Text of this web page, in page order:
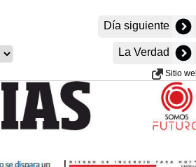
Día siguiente
La Verdad
Sitio